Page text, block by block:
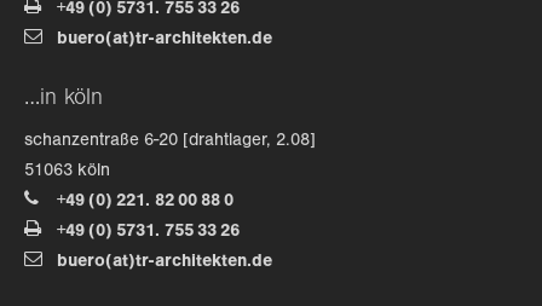
+49 (0) 5731. 755 33 26
buero(at)tr-architekten.de
…in köln
schanzentraße 6-20 [drahtlager, 2.08]
51063 köln
+49 (0) 221. 82 00 88 0
+49 (0) 5731. 755 33 26
buero(at)tr-architekten.de